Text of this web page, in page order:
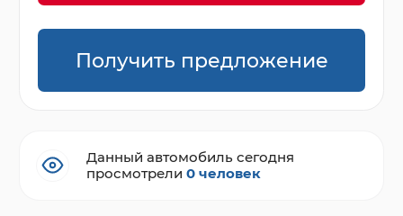
Получить предложение
Данный автомобиль сегодня
просмотрели0 человек